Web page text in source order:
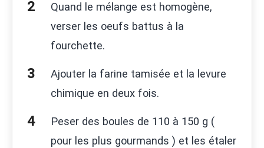
Quand le mélange est homogène,
verser les oeufs battus à la
fourchette.
Ajouter la farine tamisée et la levure
chimique en deux fois.
Peser des boules de 110 à 150 g (
pour les plus gourmands ) et les étaler